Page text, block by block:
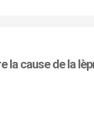
la cause de la